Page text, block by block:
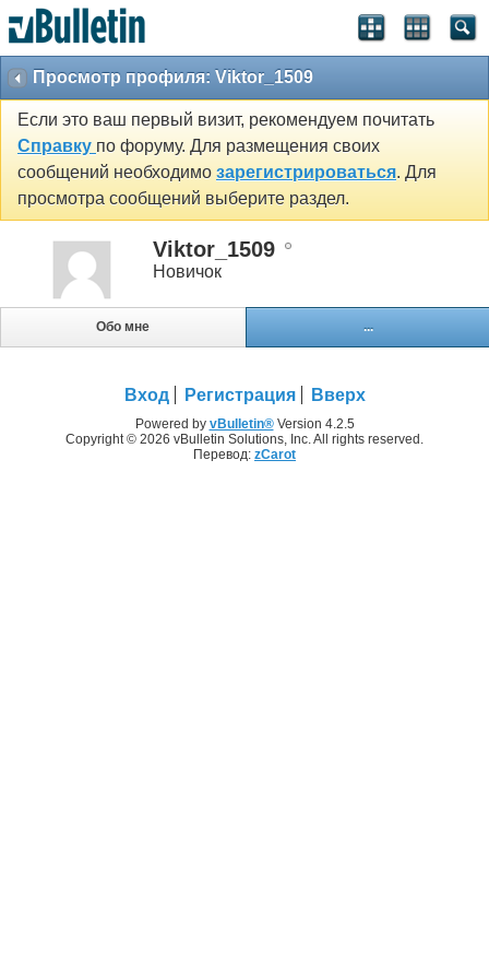
Просмотр профиля: Viktor_1509
Если это ваш первый визит, рекомендуем почитать
Справку по форуму. Для размещения своих
сообщений необходимо зарегистрироваться. Для
просмотра сообщений выберите раздел.
Viktor_1509
Новичок
Обо мне ...
Вход Регистрация Вверх
Powered by vBulletin®Version 4.2.5
Copyright © 2026 vBulletin Solutions, Inc. All rights reserved.
Перевод: zCarot